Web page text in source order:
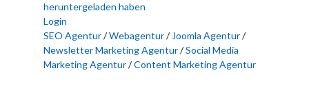
heruntergeladen haben
Login
SEO Agentur/Webagentur/Joomla Agentur/
Newsletter Marketing Agentur/Social Media
Marketing Agentur/Content Marketing Agentur